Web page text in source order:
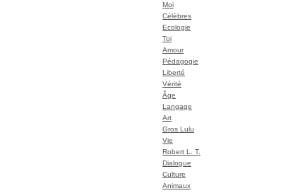
Moi
Célèbres
Ecologie
Toi
Amour
Pédagogie
Liberté
Vérité
Âge
Langage
Art
Gros Lulu
Vie
Robert L. T.
Dialogue
Culture
Animaux